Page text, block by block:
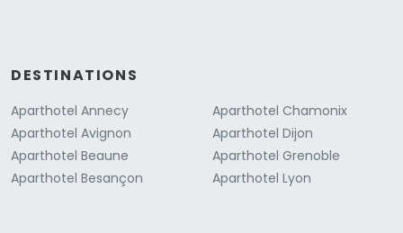
DESTINATIONS
Aparthotel Annecy
Aparthotel Avignon
Aparthotel Beaune
Aparthotel Besançon
Aparthotel Chamonix
Aparthotel Dijon
Aparthotel Grenoble
Aparthotel Lyon